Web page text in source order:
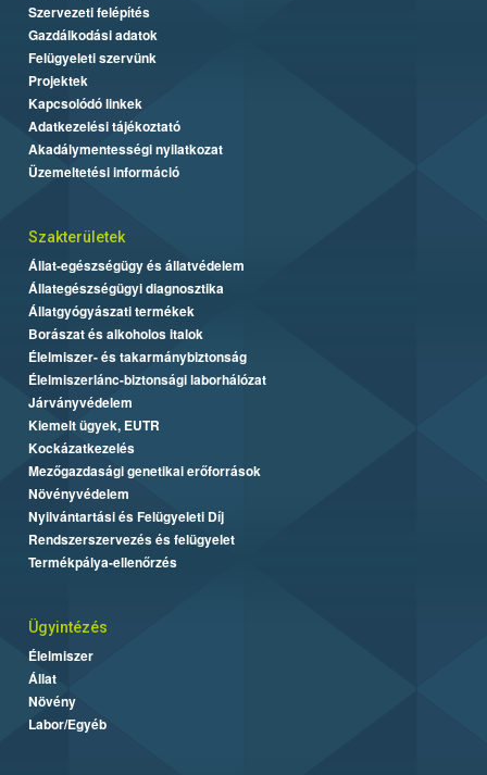
Szervezeti felépítés
Gazdálkodási adatok
Felügyeleti szervünk
Projektek
Kapcsolódó linkek
Adatkezelési tájékoztató
Akadálymentességi nyilatkozat
Üzemeltetési információ
Szakterületek
Állat-egészségügy és állatvédelem
Állategészségügyi diagnosztika
Állatgyógyászati termékek
Borászat és alkoholos italok
Élelmiszer- és takarmánybiztonság
Élelmiszerlánc-biztonsági laborhálózat
Járványvédelem
Kiemelt ügyek, EUTR
Kockázatkezelés
Mezőgazdasági genetikai erőforrások
Növényvédelem
Nyilvántartási és Felügyeleti Díj
Rendszerszervezés és felügyelet
Termékpálya-ellenőrzés
Ügyintézés
Élelmiszer
Állat
Növény
Labor/Egyéb